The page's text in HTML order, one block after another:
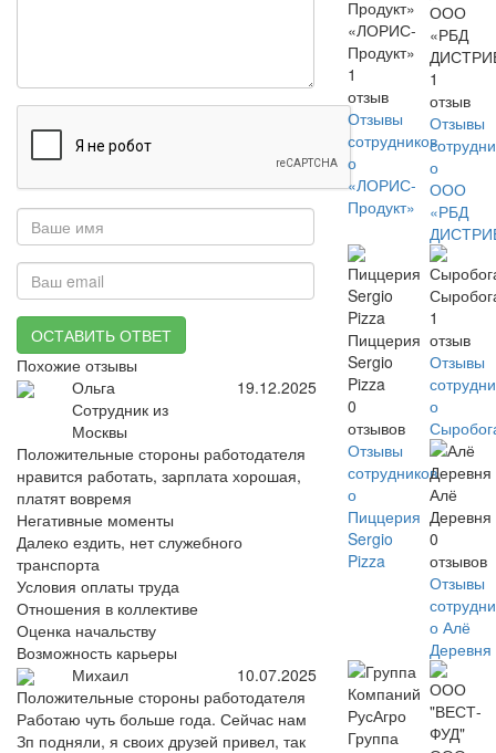
ОСТАВИТЬ ОТВЕТ
Похожие отзывы
Ольга
Сотрудник из
Москвы
19.12.2025
Положительные стороны работодателя
нравится работать, зарплата хорошая,
платят вовремя
Негативные моменты
Далеко ездить, нет служебного
транспорта
Условия оплаты труда
Отношения в коллективе
Оценка начальству
Возможность карьеры
Михаил
10.07.2025
Положительные стороны работодателя
Работаю чуть больше года. Сейчас нам
Зп подняли, я своих друзей привел, так
«ЛОРИС-
Продукт»
1
отзыв
Отзывы
сотрудников
о
«ЛОРИС-
Продукт»
ООО
«РБД
1
отзыв
Отзывы
о
ООО
«РБД
Пиццерия
Sergio
Pizza
0
отзывов
Отзывы
сотрудников
о
Пиццерия
Sergio
Pizza
1
отзыв
Отзывы
о
Алё
Деревня
0
отзывов
Отзывы
о Алё
Деревня
Группа